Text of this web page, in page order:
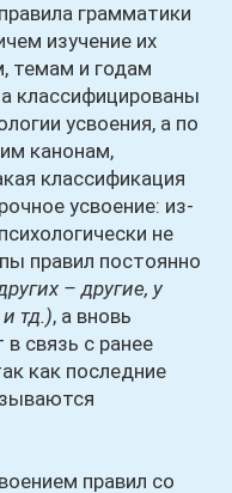
грамматики
изучение их
темам и годам
классифицированы
усвоения, а по
канонам,
классификация
усвоение: из-
не
правил постоянно
– другие, у
тд.), а вновь
связь с ранее
как последние
правил со